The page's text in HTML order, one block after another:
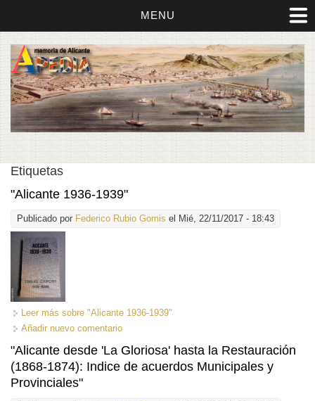
MENU
Etiquetas
"Alicante 1936-1939"
Publicado por Federico Rubio Gomis el Mié, 22/11/2017 - 18:43
Leer más sobre "Alicante 1936-1939"
Añadir nuevo comentario
"Alicante desde 'La Gloriosa' hasta la Restauración
(1868-1874): Indice de acuerdos Municipales y
Provinciales"